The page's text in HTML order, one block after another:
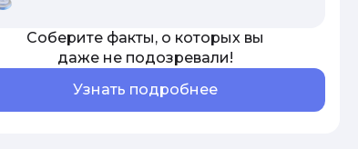
Соберите факты, о которых вы
даже не подозревали!
Узнать подробнее